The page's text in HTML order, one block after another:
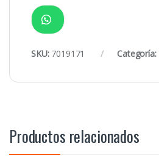
SKU: 7019171 Categoría:
Productos relacionados